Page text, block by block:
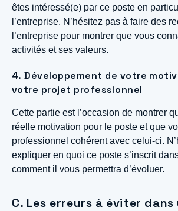
êtes intéressé(e) par ce poste en
l’entreprise. N’hésitez pas à faire des
l’entreprise pour montrer que vous
activités et ses valeurs.
4. Développement de votre
votre projet professionnel
Cette partie est l’occasion de montrer
réelle motivation pour le poste et que
professionnel cohérent avec celui-ci.
expliquer en quoi ce poste s’inscrit
comment il vous permettra d’évoluer.
C. Les erreurs à éviter